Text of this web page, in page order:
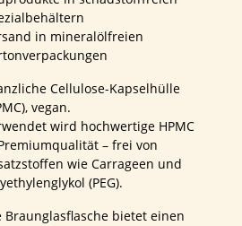
in mineralölfreien
Cellulose-Kapselhülle
vegan.
wird hochwertige HPMC
– frei von
wie Carrageen und
(PEG).
Braunglasflasche bietet einen